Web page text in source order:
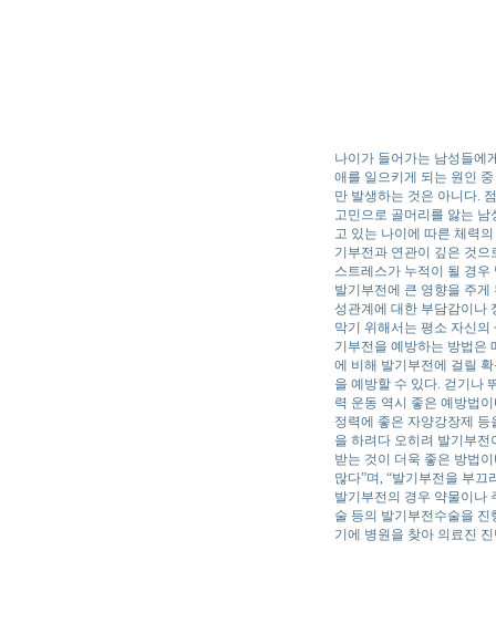
나이가 들어가는 남성들에
애를 일으키게 되는 원인
만 발생하는 것은 아니다.
고민으로 골머리를 앓는
고 있는 나이에 따른 체력
기부전과 연관이 깊은 것
스트레스가 누적이 될 경
발기부전에 큰 영향을 주
성관계에 대한 부담감이나
막기 위해서는 평소 자신
기부전을 예방하는 방법은
에 비해 발기부전에 걸릴
을 예방할 수 있다. 걷기나
력 운동 역시 좋은 예방법
정력에 좋은 자양강장제
을 하려다 오히려 발기부
받는 것이 더욱 좋은 방법
많다”며, “발기부전을 부
발기부전의 경우 약물이나
술 등의 발기부전수술을
기에 병원을 찾아 의료진